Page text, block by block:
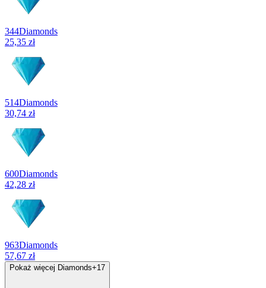
344Diamonds
25,35 zł
514Diamonds
30,74 zł
600Diamonds
42,28 zł
963Diamonds
57,67 zł
Pokaż więcej Diamonds+17